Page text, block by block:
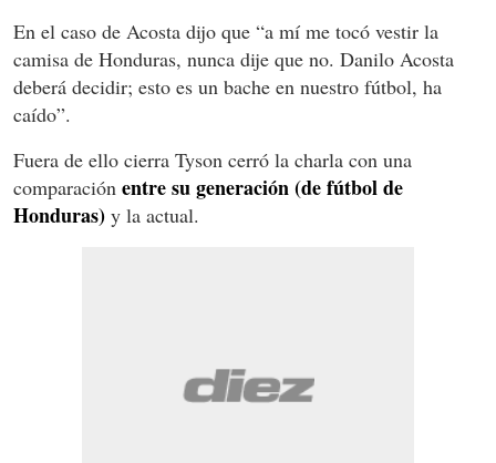
En el caso de Acosta dijo que “a mí me tocó vestir la
camisa de Honduras, nunca dije que no. Danilo Acosta
deberá decidir; esto es un bache en nuestro fútbol, ha
caído”.
Fuera de ello cierra Tyson cerró la charla con una
comparación entre su generación (de fútbol de
Honduras) y la actual.